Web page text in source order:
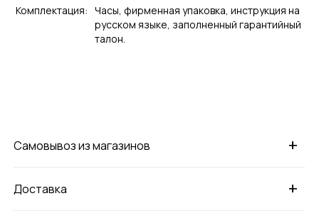
Комплектация: Часы, фирменная упаковка, инструкция на
русском языке, заполненный гарантийный
талон.
+
Самовывоз из магазинов
+
Доставка